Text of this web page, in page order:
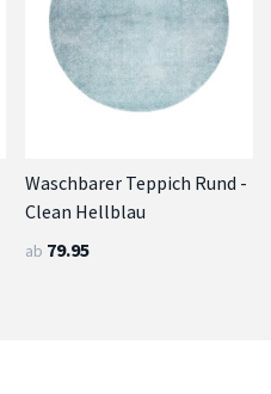
Waschbarer Teppich Rund -
Clean Hellblau
ab 79.95